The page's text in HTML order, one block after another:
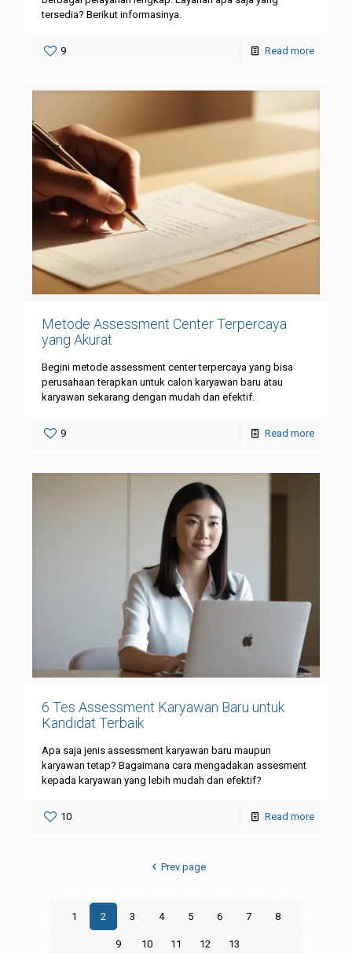
tersedia? Berikut informasinya.
9 Read more
Metode Assessment Center Terpercaya
yang Akurat
Begini metode assessment center terpercaya yang bisa
perusahaan terapkan untuk calon karyawan baru atau
karyawan sekarang dengan mudah dan efektif.
9 Read more
6 Tes Assessment Karyawan Baru untuk
Kandidat Terbaik
Apa saja jenis assessment karyawan baru maupun
karyawan tetap? Bagaimana cara mengadakan assesment
kepada karyawan yang lebih mudah dan efektif?
10 Read more
Prev page
1 2 3 4 5 6 7 8
9 10 11 12 13